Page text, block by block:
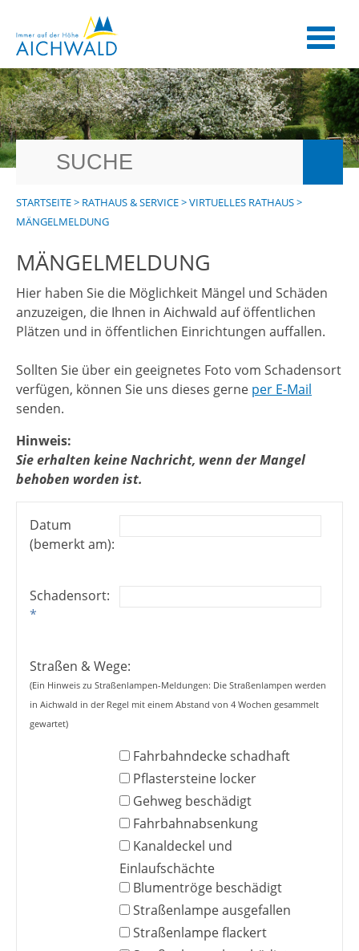
STARTSEITE> RATHAUS & SERVICE>VIRTUELLES RATHAUS>
MÄNGELMELDUNG
MÄNGELMELDUNG
Hier haben Sie die Möglichkeit Mängel und Schäden
anzuzeigen, die Ihnen in Aichwald auf öffentlichen
Plätzen und in öffentlichen Einrichtungen auffallen.
Sollten Sie über ein geeignetes Foto vom Schadensort
verfügen, können Sie uns dieses gerne per E-Mail
senden.
Hinweis:
Sie erhalten keine Nachricht, wenn der Mangel
behoben worden ist.
Datum
(bemerkt am):
Schadensort:
*
Straßen & Wege:
(Ein Hinweis zu Straßenlampen-Meldungen: Die Straßenlampen werden
in Aichwald in der Regel mit einem Abstand von 4 Wochen gesammelt
gewartet)
Fahrbahndecke schadhaft
Pflastersteine locker
Gehweg beschädigt
Fahrbahnabsenkung
Kanaldeckel und
Einlaufschächte
Blumentröge beschädigt
Straßenlampe ausgefallen
Straßenlampe flackert